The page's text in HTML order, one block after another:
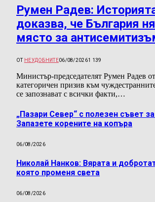
Румен Радев:
доказва, че България
място за
ОТ НЕУДОБНИТЕ06/08/20261 139
Министър-председателят Румен Радев
категоричен призив към
се запознават с всички факти,…
„Пазари Север“ с полезен съвет
Запазете корените на копъра
06/08/2026
Николай Нанков: Вярата и
която променя света
06/08/2026